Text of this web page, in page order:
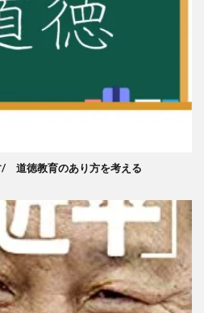
/ 道徳教育のあり方を考える